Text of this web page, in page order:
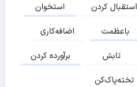
استخوان
استقبال کردن
اضافه‌کاری
باعظمت
برآورده کردن
تابش
تخته‌پاک‌کن